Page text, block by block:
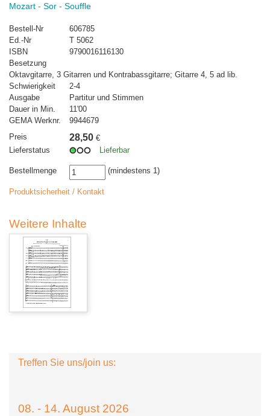
Mozart - Sor - Souffle
Bestell-Nr
606785
Ed.-Nr
T 5062
ISBN
9790016116130
Besetzung
Oktavgitarre, 3 Gitarren und Kontrabassgitarre; Gitarre 4, 5 ad lib.
Schwierigkeit
2-4
Ausgabe
Partitur und Stimmen
Dauer in Min.
11'00
GEMA Werknr.
9944679
Preis
28,50 €
Lieferstatus
Lieferbar
Bestellmenge (mindestens 1)
Produktsicherheit / Kontakt
Weitere Inhalte
Treffen Sie uns/join us:
08. - 14. August 2026